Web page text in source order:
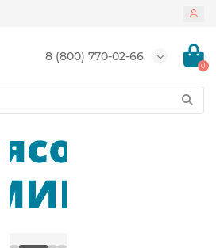
8 (800) 770-02-66
0